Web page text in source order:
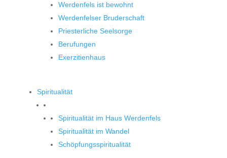
Werdenfels ist bewohnt
Werdenfelser Bruderschaft
Priesterliche Seelsorge
Berufungen
Exerzitienhaus
Spiritualität
Spiritualität im Haus Werdenfels
Spiritualität im Wandel
Schöpfungsspiritualität